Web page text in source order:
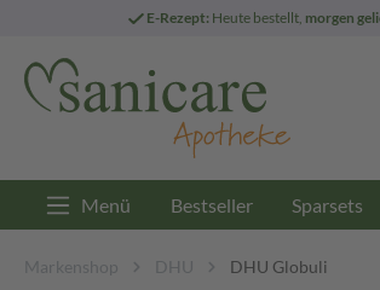
E-Rezept: Heute bestellt, morgen
Menü Bestseller Sparsets
Markenshop DHU DHU Globuli